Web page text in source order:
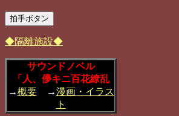
◆隔離施設◆
サウンドノベル
「人、儚キニ百花繚乱
→概要→漫画・イラス
ト